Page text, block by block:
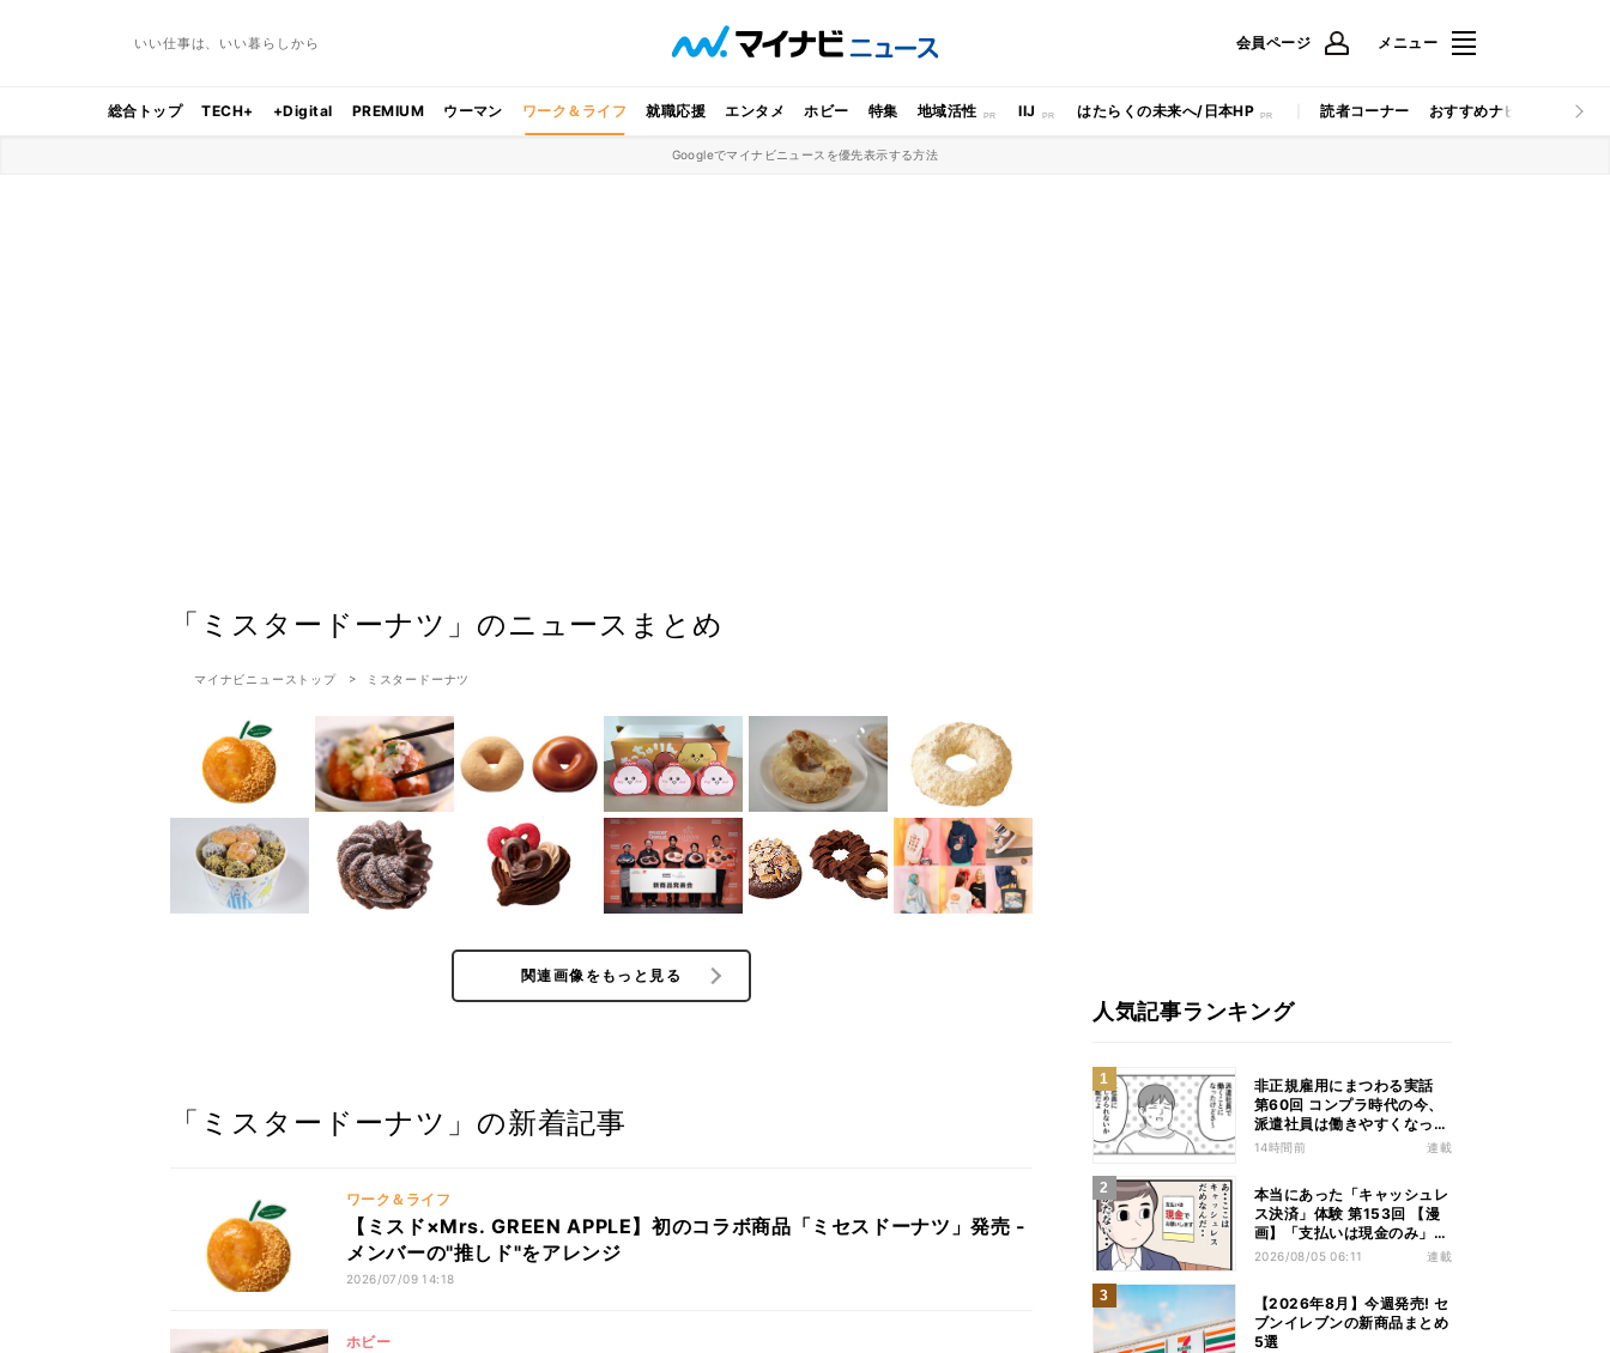
いい仕事は、いい暮らしから 会員ページ メニュー
総合トップ TECH+ +Digital PREMIUM ウーマン ワーク＆ライフ 就職応援 エンタメ ホビー 特集 地域活性 IIJ はたらくの未来へ/日本HP 読者コーナー おすすめナビ マイナビ
Googleでマイナビニュースを優先表示する方法
「ミスタードーナツ」のニュースまとめ
マイナビニューストップ ミスタードーナツ
関連画像をもっと見る
「ミスタードーナツ」の新着記事
ワーク＆ライフ
【ミスド×Mrs. GREEN APPLE】初のコラボ商品「ミセスドーナツ」発売 -
メンバーの"推しド"をアレンジ
2026/07/09 14:18
ホビー
人気記事ランキング
非正規雇用にまつわる実話
第60回 コンプラ時代の今、
派遣社員は働きやすくなっ
た?
14時間前 連載
本当にあった「キャッシュレ
ス決済」体験 第153回 【漫
画】「支払いは現金のみ」と
分かっていたのに……会計で
2026/08/05 06:11 連載
【2026年8月】今週発売! セ
ブンイレブンの新商品まとめ
5選